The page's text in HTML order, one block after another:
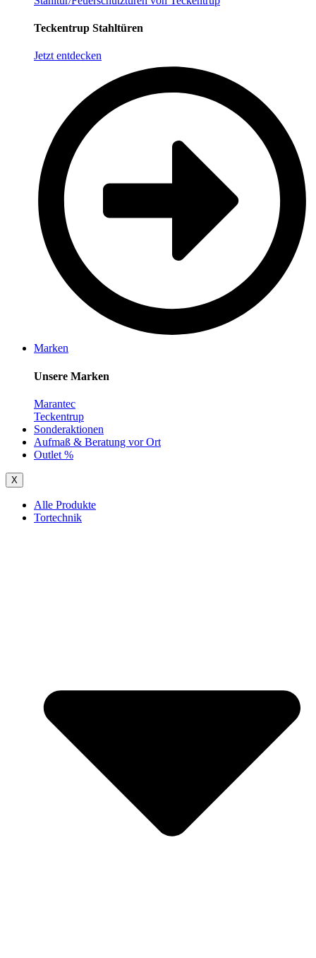
Teckentrup Stahltüren
Jetzt entdecken
Marken
Unsere Marken
Marantec
Teckentrup
Sonderaktionen
Aufmaß & Beratung vor Ort
Outlet %
X
Alle Produkte
Tortechnik